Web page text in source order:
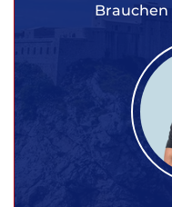
Brauchen